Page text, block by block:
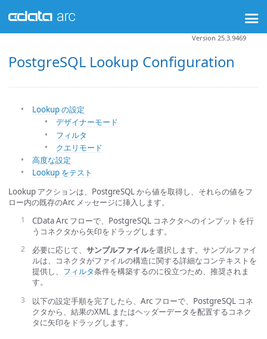
PostgreSQL Lookup Configuration
Version 25.3.9469
Lookup の設定
デザイナーモード
フィルタ
クエリモード
高度な設定
Lookup をテスト
Lookup アクションは、PostgreSQL から値を取得し、それらの値をフ
ロー内の既存のArc メッセージに挿入します。
CData Arc フローで、PostgreSQL コネクタへのインプットを行
うコネクタから矢印をドラッグします。
必要に応じて、 サンプルファイルを選択します。サンプルファイ
ルは、コネクタがファイルの構造に関する詳細なコンテキストを
提供し、 フィルタ条件を構築するのに役立つため、推奨されま
す。
以下の設定手順を完了したら、Arc フローで、PostgreSQL コネ
クタから、結果のXML またはヘッダーデータを配置するコネク
タに矢印をドラッグします。